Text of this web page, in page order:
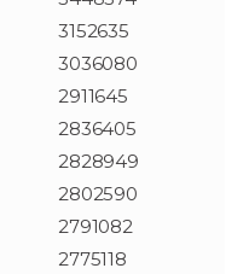
3152635
3036080
2911645
2836405
2828949
2802590
2791082
2775118